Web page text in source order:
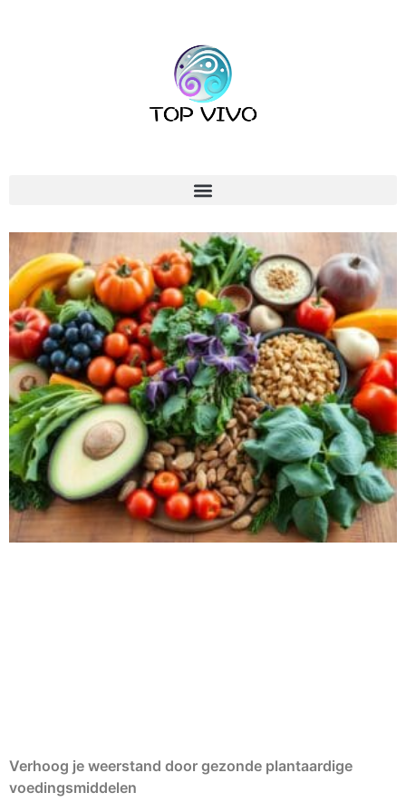
Verhoog je weerstand door gezonde plantaardige
voedingsmiddelen